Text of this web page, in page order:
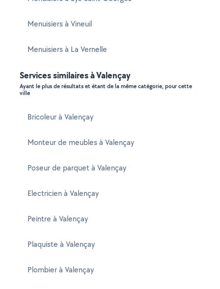
Menuisiers à Vineuil
Menuisiers à La Vernelle
Services similaires à Valençay
Ayant le plus de résultats et étant de la même catégorie, pour cette
ville
Bricoleur à Valençay
Monteur de meubles à Valençay
Poseur de parquet à Valençay
Electricien à Valençay
Peintre à Valençay
Plaquiste à Valençay
Plombier à Valençay